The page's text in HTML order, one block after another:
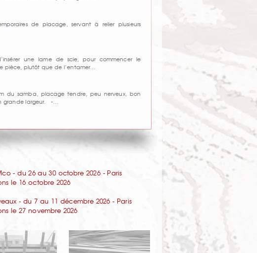
de placage, servant à relier plusieurs
une lame de scie, pour commencer le
pièce, plutôt que de l’entamer…
du samba, placage tendre, peu nerveux, bon
grande largeur. -…
- du 26 au 30 octobre 2026 - Paris
le 16 octobre 2026
- du 7 au 11 décembre 2026 - Paris
le 27 novembre 2026